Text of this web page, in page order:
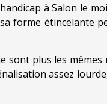
à Salon le
forme étincelante
sont plus les mêmes
assez